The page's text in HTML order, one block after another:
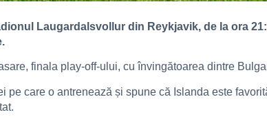
Laugardalsvollur din Reykjavik, de la ora
finala play-off-ului, cu învingătoarea dintre
care o antrenează și spune că Islanda este